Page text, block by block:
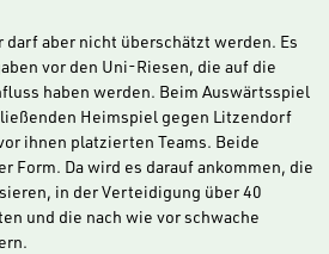
darf aber nicht überschätzt werden. Es
vor den Uni-Riesen, die auf die
haben werden. Beim Auswärtsspiel
Heimspiel gegen Litzendorf
ihnen platzierten Teams. Beide
Form. Da wird es darauf ankommen, die
in der Verteidigung über 40
und die nach wie vor schwache